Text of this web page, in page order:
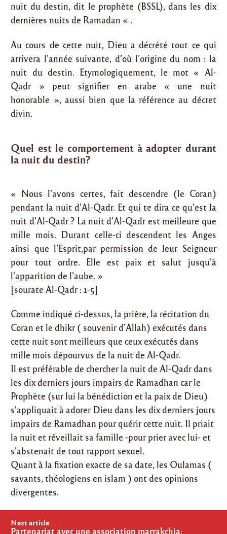
nuit du destin, dit le prophète (BSSL), dans les dix
dernières nuits de Ramadan « .
Au cours de cette nuit, Dieu a décrété tout ce qui
arrivera l’année suivante, d’où l’origine du nom : la
nuit du destin. Etymologiquement, le mot « Al-
Qadr » peut signifier en arabe « une nuit
honorable », aussi bien que la référence au décret
divin.
Quel est le comportement à adopter durant
la nuit du destin?
« Nous l’avons certes, fait descendre (le Coran)
pendant la nuit d’Al-Qadr. Et qui te dira ce qu’est la
nuit d’Al-Qadr ? La nuit d’Al-Qadr est meilleure que
mille mois. Durant celle-ci descendent les Anges
ainsi que l’Esprit,par permission de leur Seigneur
pour tout ordre. Elle est paix et salut jusqu’à
l’apparition de l’aube. »
[sourate Al-Qadr : 1-5]
Comme indiqué ci-dessus, la prière, la récitation du
Coran et le dhikr ( souvenir d’Allah) exécutés dans
cette nuit sont meilleurs que ceux exécutés dans
mille mois dépourvus de la nuit de Al-Qadr.
Il est préférable de chercher la nuit de Al-Qadr dans
les dix derniers jours impairs de Ramadhan car le
Prophète (sur lui la bénédiction et la paix de Dieu)
s’appliquait à adorer Dieu dans les dix derniers jours
impairs de Ramadhan pour quérir cette nuit. Il priait
la nuit et réveillait sa famille -pour prier avec lui- et
s’abstenait de tout rapport sexuel.
Quant à la fixation exacte de sa date, les Oulamas (
savants, théologiens en islam ) ont des opinions
divergentes.
Post
Next article
Partenariat avec une association marrakchia: